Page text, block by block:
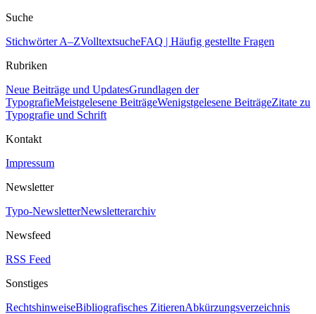
Suche
Stichwörter A–ZVolltextsucheFAQ | Häufig gestellte Fragen
Rubriken
Neue Beiträge und UpdatesGrundlagen der
TypografieMeistgelesene BeiträgeWenigstgelesene BeiträgeZitate zu
Typografie und Schrift
Kontakt
Impressum
Newsletter
Typo-NewsletterNewsletterarchiv
Newsfeed
RSS Feed
Sonstiges
RechtshinweiseBibliografisches ZitierenAbkürzungsverzeichnis